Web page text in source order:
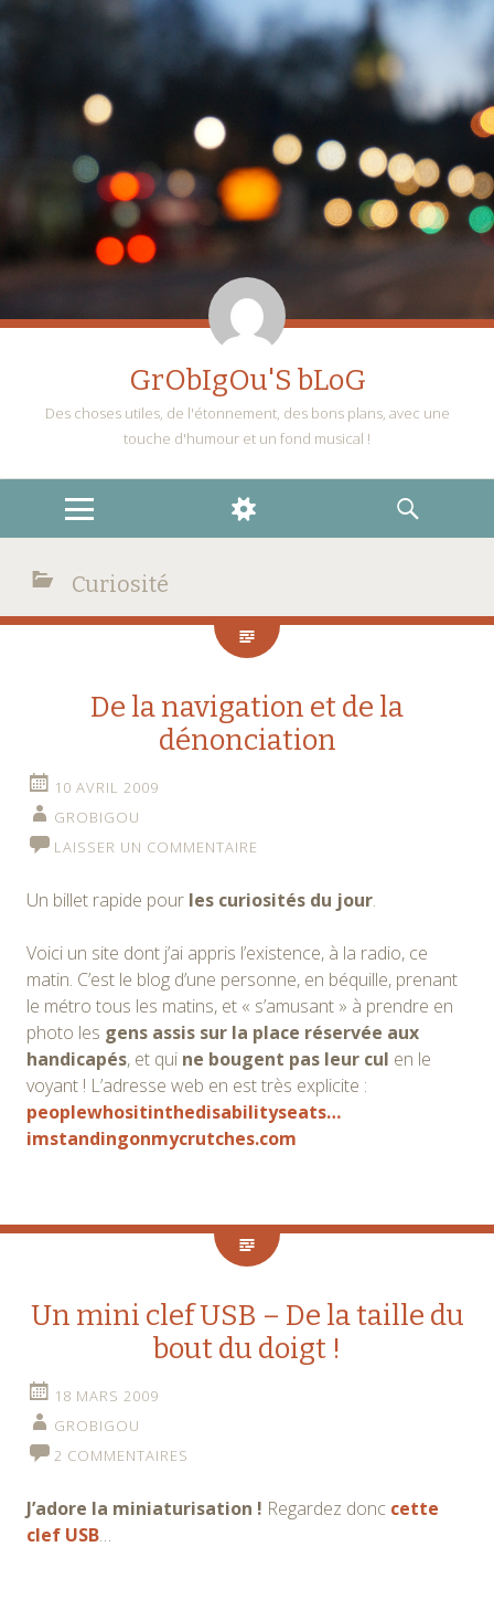
GrObIgOu'S bLoG
Des choses utiles, de l'étonnement, des bons plans, avec une
touche d'humour et un fond musical !
MENU
WIDGETS
RECHERCHE
Curiosité
De la navigation et de la
dénonciation
10 AVRIL 2009
GROBIGOU
LAISSER UN COMMENTAIRE
Un billet rapide pour les curiosités du jour.
Voici un site dont j’ai appris l’existence, à la radio, ce
matin. C’est le blog d’une personne, en béquille, prenant
le métro tous les matins, et « s’amusant » à prendre en
photo les gens assis sur la place réservée aux
handicapés, et qui ne bougent pas leur cul en le
voyant ! L’adresse web en est très explicite :
peoplewhositinthedisabilityseats…
imstandingonmycrutches.com
Un mini clef USB – De la taille du
bout du doigt !
18 MARS 2009
GROBIGOU
2 COMMENTAIRES
J’adore la miniaturisation ! Regardez donc cette
clef USB…